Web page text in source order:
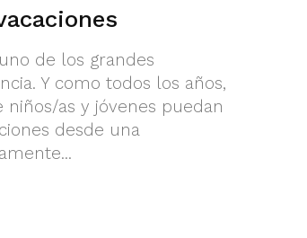
de los grandes
Y como todos los años,
niños/as y jóvenes puedan
desde una